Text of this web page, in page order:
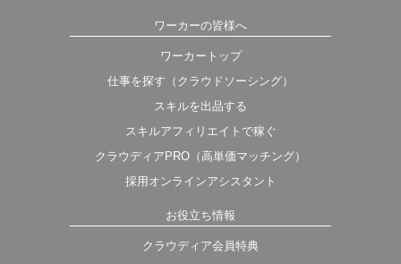
ワーカーの皆様へ
ワーカートップ
仕事を探す（クラウドソーシング）
スキルを出品する
スキルアフィリエイトで稼ぐ
クラウディアPRO（高単価マッチング）
採用オンラインアシスタント
お役立ち情報
クラウディア会員特典